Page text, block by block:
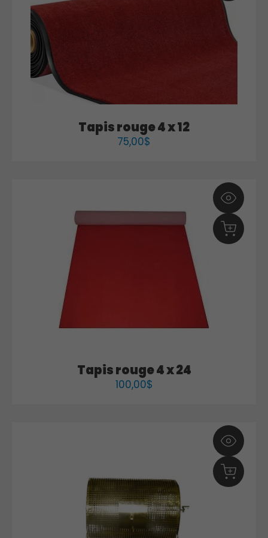
Tapis rouge 4 x 12
75,00$
Tapis rouge 4 x 24
100,00$